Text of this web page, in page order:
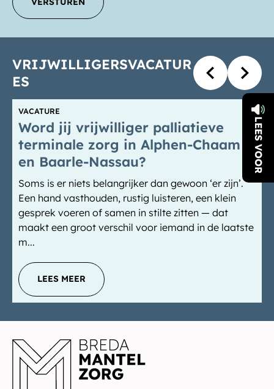
VRIJWILLIGERSVACATUR
ES
VACATURE
Word jij vrijwilliger palliatieve
terminale zorg in Alphen-Chaam
en Baarle-Nassau?
Soms is er niets belangrijker dan gewoon ‘er zijn’.
Een hand vasthouden, rustig luisteren, een klein
gesprek voeren of samen in stilte zitten — dat
maakt een groot verschil voor iemand in de laatste
m...
LEES MEER
LEES VOOR